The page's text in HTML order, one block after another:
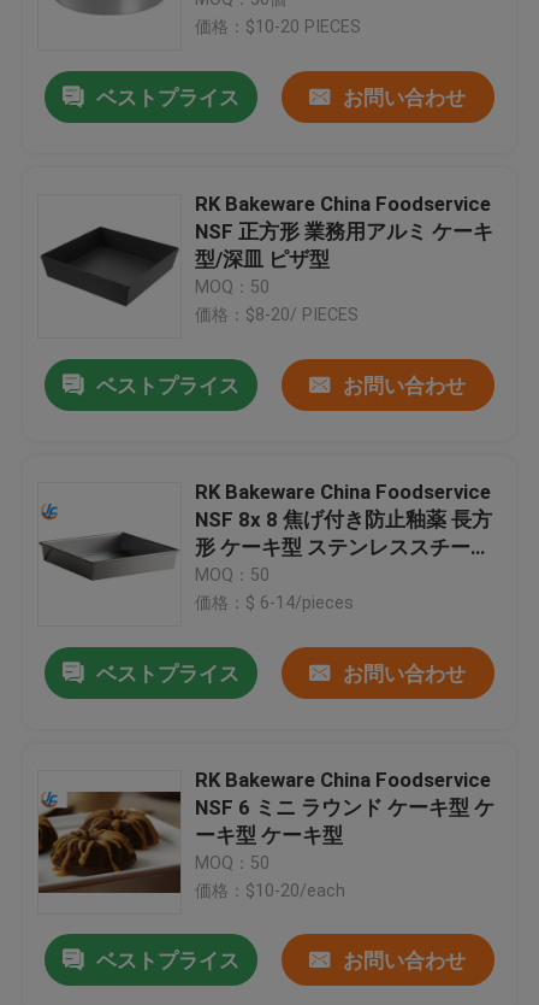
アルミケーキパン
業務用耐熱皿
ベーキング皿のトロリー
商業食糧機械
業務用ベーカリー機器
フードサービスの金属加工
浮き屋根タンクシール
ペーパー焼ける型
価格：$10-20 PIECES
ベストプライス お問い合わせ
RK Bakeware China Foodservice
NSF 正方形 業務用アルミ ケーキ
型/深皿 ピザ型
MOQ：50
価格：$8-20/ PIECES
ベストプライス お問い合わせ
RK Bakeware China Foodservice
NSF 8x 8 焦げ付き防止釉薬 長方
形 ケーキ型 ステンレススチール
ケーキパン
MOQ：50
価格：$ 6-14/pieces
ベストプライス お問い合わせ
RK Bakeware China Foodservice
NSF 6 ミニ ラウンド ケーキ型 ケ
ーキ型 ケーキ型
MOQ：50
価格：$10-20/each
ベストプライス お問い合わせ